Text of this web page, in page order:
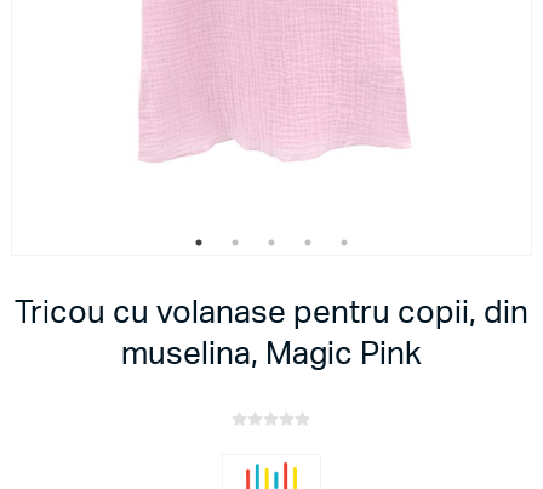
Tricou cu volanase pentru copii, din
muselina, Magic Pink